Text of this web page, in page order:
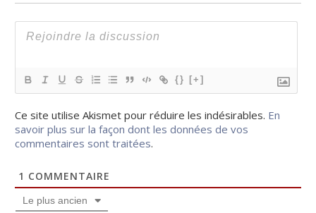
{} [+]
Ce site utilise Akismet pour réduire les indésirables. En
savoir plus sur la façon dont les données de vos
commentaires sont traitées.
1 COMMENTAIRE
Le plus ancien